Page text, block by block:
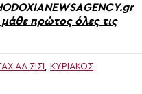
πρώτος όλες τις
ΑΛ ΣΊΣΙ , ΚΥΡΙΆΚΟΣ